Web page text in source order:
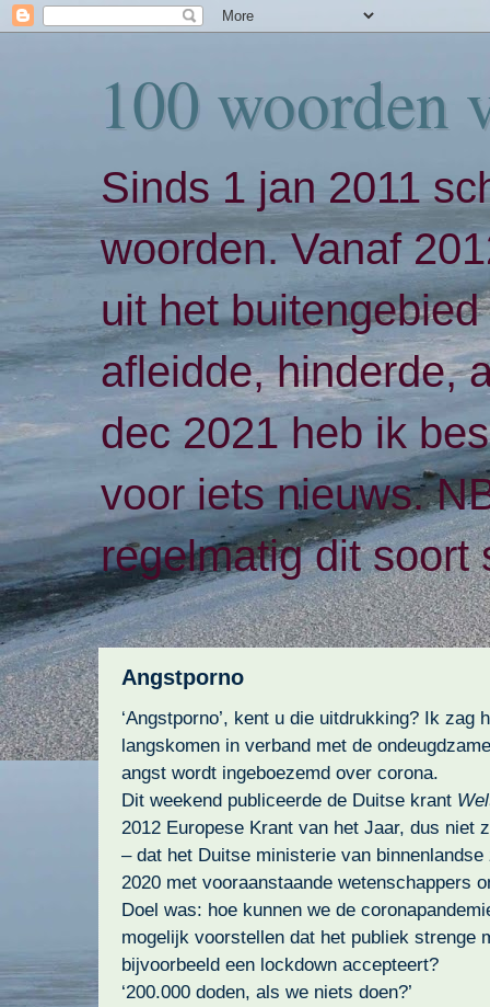
100 woorden
Sinds 1 jan 2011
woorden. Vanaf
uit het
afleidde, hinderde,
dec 2021 heb ik
voor iets nieuws.
regelmatig dit soort
Angstporno
‘Angstporno’, kent u die uitdrukking? Ik zag
langskomen in verband met de
angst wordt ingeboezemd over corona.
Dit weekend publiceerde de Duitse krant
2012 Europese Krant van het Jaar, dus niet
– dat het Duitse ministerie van
2020 met vooraanstaande wetenschappers
Doel was: hoe kunnen we de
mogelijk voorstellen dat het publiek strenge
bijvoorbeeld een lockdown accepteert?
‘200.000 doden, als we niets doen?’